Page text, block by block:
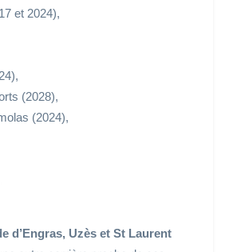
et 2024),
(2028),
(2024),
d’Engras, Uzès et St Laurent